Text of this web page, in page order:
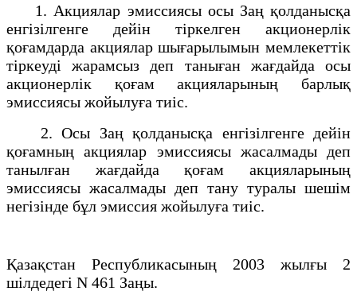
1. Акциялар эмиссиясы осы Заң қолданысқа
енгiзiлгенге дейiн тiркелген акционерлiк
қоғамдарда акциялар шығарылымын мемлекеттiк
тiркеудi жарамсыз деп таныған жағдайда осы
акционерлiк қоғам акцияларының барлық
эмиссиясы жойылуға тиiс.
2. Осы Заң қолданысқа енгiзiлгенге дейiн
қоғамның акциялар эмиссиясы жасалмады деп
танылған жағдайда қоғам акцияларының
эмиссиясы жасалмады деп тану туралы шешiм
негiзiнде бұл эмиссия жойылуға тиiс.
Қазақстан Республикасының 2003 жылғы 2
шілдедегі N 461 Заңы.